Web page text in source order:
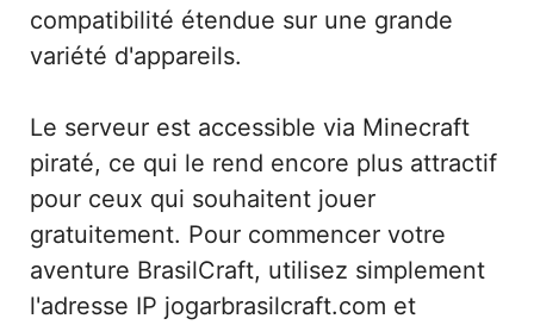
compatibilité étendue sur une grande
variété d'appareils.
Le serveur est accessible via Minecraft
piraté, ce qui le rend encore plus attractif
pour ceux qui souhaitent jouer
gratuitement. Pour commencer votre
aventure BrasilCraft, utilisez simplement
l'adresse IP jogarbrasilcraft.com et